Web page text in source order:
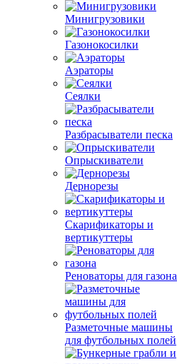
Минигрузовики
Газонокосилки
Аэраторы
Сеялки
Разбрасыватели песка
Опрыскиватели
Дернорезы
Скарификаторы и
вертикуттеры
Реноваторы для газона
Разметочные машины
для футбольных полей